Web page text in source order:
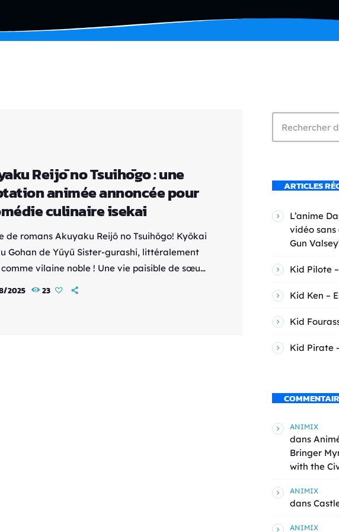
Reijō no Tsuihōgo : une
animée annoncée pour
culinaire isekai
de romans Akuyaku Reijō no Tsuihōgo! Kyōkai
Gohan de Yūyū Sister-gurashi, littéralement
comme vilaine noble ! Une vie paisible de sœur
une réforme culinaire", va être adaptée en
2025 23
ARTICLES
L’anime
vidéo sans
Gun
Kid Pilote
Kid Ken –
Kid
Kid Pirate
ANIMIX
dans
Bringer
with the
ANIMIX
dans
ANIMIX